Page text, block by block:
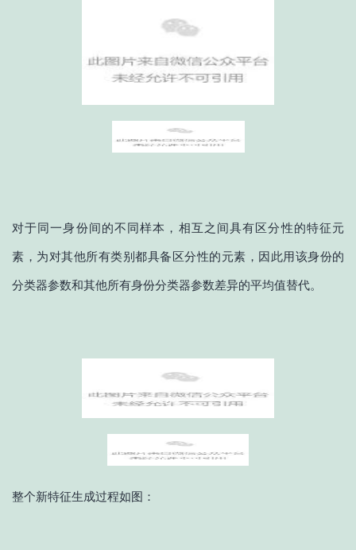
对于同一身份间的不同样本，相互之间具有区分性的特征元
素，为对其他所有类别都具备区分性的元素，因此用该身份的
分类器参数和其他所有身份分类器参数差异的平均值替代。
整个新特征生成过程如图：